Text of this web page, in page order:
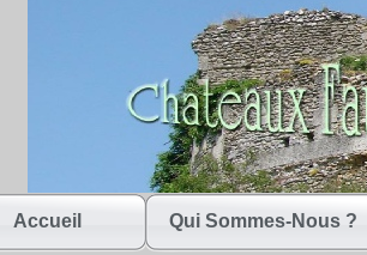
Accueil Qui Sommes-Nous ?